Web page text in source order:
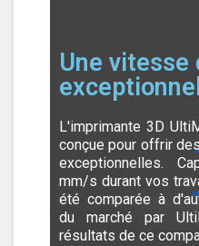
Une vitesse
L'imprimante 3D
conçue pour offrir
exceptionnelles.
mm/s durant vos
été comparée à
du marché par
résultats de ce